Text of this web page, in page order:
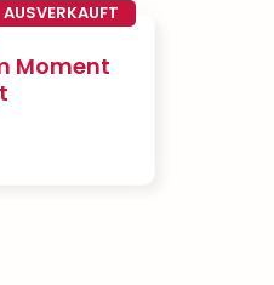
AUSVERKAUFT
Moment